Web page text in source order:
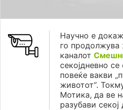
Научно е
го продолжува
каналот
секојдневно се
повеќе вакви
животот“.
Мотика, да ве
разубави